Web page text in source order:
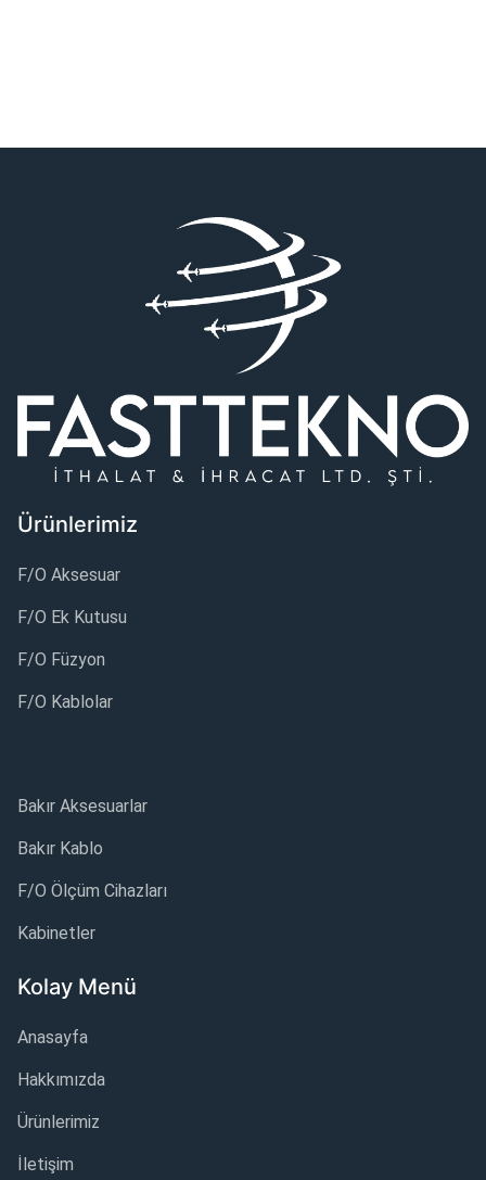
Ürünlerimiz
F/O Aksesuar
F/O Ek Kutusu
F/O Füzyon
F/O Kablolar
Bakır Aksesuarlar
Bakır Kablo
F/O Ölçüm Cihazları
Kabinetler
Kolay Menü
Anasayfa
Hakkımızda
Ürünlerimiz
İletişim